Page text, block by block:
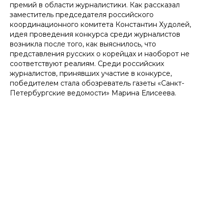
премий в области журналистики. Как рассказал
заместитель председателя российского
координационного комитета Константин Худолей,
идея проведения конкурса среди журналистов
возникла после того, как выяснилось, что
представления русских о корейцах и наоборот не
соответствуют реалиям. Среди российских
журналистов, принявших участие в конкурсе,
победителем стала обозреватель газеты «Санкт-
Петербургские ведомости» Марина Елисеева.